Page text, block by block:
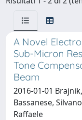
A Novel
Sub-Micron
Tone
Beam
2016-01-01
Bassanese,
Raffaele